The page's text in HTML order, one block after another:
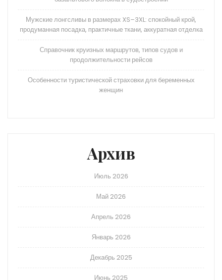
Мужские лонгсливы в размерах XS–3XL: спокойный крой,
продуманная посадка, практичные ткани, аккуратная отделка
Справочник круизных маршрутов, типов судов и
продолжительности рейсов
Особенности туристической страховки для беременных
женщин
Архив
Июль 2026
Май 2026
Апрель 2026
Январь 2026
Декабрь 2025
Июнь 2025